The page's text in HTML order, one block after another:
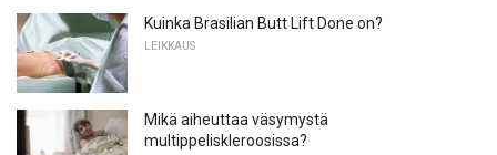
Kuinka Brasilian Butt Lift Done on?
LEIKKAUS
Mikä aiheuttaa väsymystä
multippeliskleroosissa?